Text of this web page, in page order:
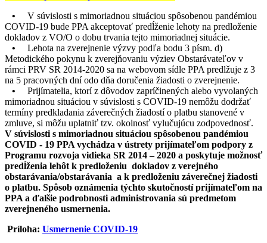
• V súvislosti s mimoriadnou situáciou spôsobenou pandémiou
COVID-19 bude PPA akceptovať predĺženie lehoty na predloženie
dokladov z VO/O o dobu trvania tejto mimoriadnej situácie.
• Lehota na zverejnenie výzvy podľa bodu 3 písm. d)
Metodického pokynu k zverejňovaniu výziev Obstarávateľov v
rámci PRV SR 2014-2020 sa na webovom sídle PPA predlžuje z 3
na 5 pracovných dní odo dňa doručenia žiadosti o zverejnenie.
• Prijímatelia, ktorí z dôvodov zapríčinených alebo vyvolaných
mimoriadnou situáciou v súvislosti s COVID-19 nemôžu dodržať
termíny predkladania záverečných žiadostí o platbu stanovené v
zmluve, si môžu uplatniť tzv. okolnosť vylučujúcu zodpovednosť.
V súvislosti s mimoriadnou situáciou spôsobenou pandémiou
COVID - 19 PPA vychádza v ústrety prijímateľom podpory z
Programu rozvoja vidieka SR 2014 – 2020 a poskytuje možnosť
predĺženia lehôt k predloženiu dokladov z verejného
obstarávania/obstarávania a k predloženiu záverečnej žiadosti
o platbu. Spôsob oznámenia týchto skutočností prijímateľom na
PPA a ďalšie podrobnosti administrovania sú predmetom
zverejneného usmernenia.
Príloha: Usmernenie COVID-19